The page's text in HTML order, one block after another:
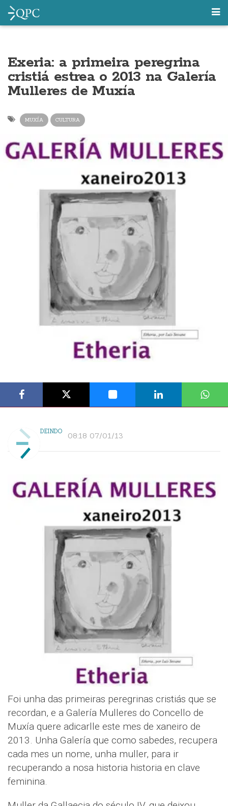
Exeria: a primeira peregrina
cristiá estrea o 2013 na Galería
Mulleres de Muxía
MUXÍA CULTURA
DEINDO 08:18 07/01/13
Foi unha das primeiras peregrinas cristiás que se
recordan, e a Galería Mulleres do Concello de
Muxía quere adicarlle este mes de xaneiro de
2013. Unha Galería que como sabedes, recupera
cada mes un nome, unha muller, para ir
recuperando a nosa historia historia en clave
feminina.